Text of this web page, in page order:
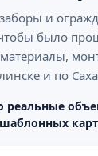
и
было
материалы,
и по
реальные